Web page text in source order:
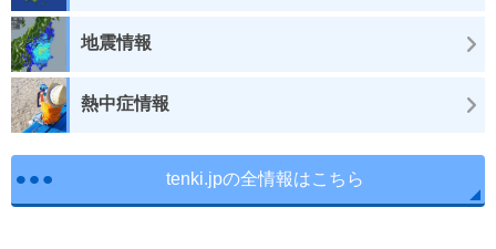
地震情報
熱中症情報
tenki.jpの全情報はこちら